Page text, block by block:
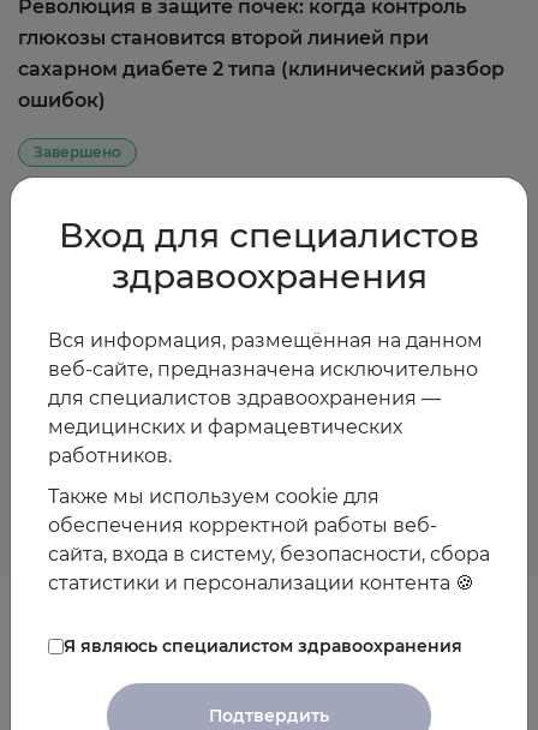
Революция в защите почек: когда контроль
глюкозы становится второй линией при
сахарном диабете 2 типа (клинический разбор
ошибок)
Завершено
9 апреля, четверг | 16:00–17:30 мск
Выпуск №4
Ранняя ХБП: клинический случай и упущенные
возможности
Завершено
27 мая, среда | 16:00–17:30 мск
Калькулятор СКФ
Вход для специалистов
здравоохранения
Вся информация, размещённая на данном
веб-сайте, предназначена исключительно
для специалистов здравоохранения —
медицинских и фармацевтических
работников.
Также мы используем cookie для
обеспечения корректной работы веб-
сайта, входа в систему, безопасности, сбора
статистики и персонализации контента 🍪
Я являюсь специалистом здравоохранения
Подтвердить